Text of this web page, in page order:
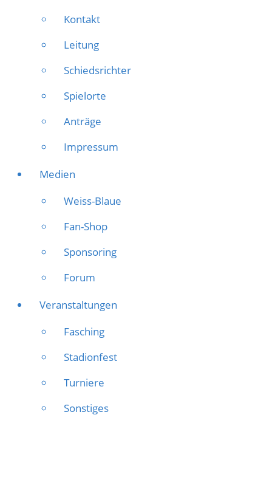
Kontakt
Leitung
Schiedsrichter
Spielorte
Anträge
Impressum
Medien
Weiss-Blaue
Fan-Shop
Sponsoring
Forum
Veranstaltungen
Fasching
Stadionfest
Turniere
Sonstiges